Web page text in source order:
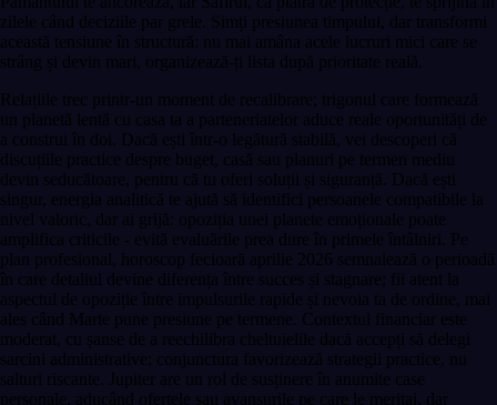
zilele când deciziile par grele. Simți presiunea timpului, dar transformi
această tensiune în structură: nu mai amâna acele lucruri mici care se
strâng și devin mari, organizează-ți lista după prioritate reală.
Relațiile trec printr-un moment de recalibrare; trigonul care formează
un planetă lentă cu casa ta a parteneriatelor aduce reale oportunități de
a construi în doi. Dacă ești într-o legătură stabilă, vei descoperi că
discuțiile practice despre buget, casă sau planuri pe termen mediu
devin seducătoare, pentru că tu oferi soluții și siguranță. Dacă ești
singur, energia analitică te ajută să identifici persoanele compatibile la
nivel valoric, dar ai grijă: opoziția unei planete emoționale poate
amplifica criticile - evită evaluările prea dure în primele întâlniri. Pe
plan profesional, horoscop fecioară aprilie 2026 semnalează o perioadă
în care detaliul devine diferența între succes și stagnare; fii atent la
aspectul de opoziție între impulsurile rapide și nevoia ta de ordine, mai
ales când Marte pune presiune pe termene. Contextul financiar este
moderat, cu șanse de a reechilibra cheltuielile dacă accepți să delegi
sarcini administrative; conjunctura favorizează strategii practice, nu
salturi riscante. Jupiter are un rol de susținere în anumite case
personale, aducând ofertele sau avansurile pe care le meritai, dar